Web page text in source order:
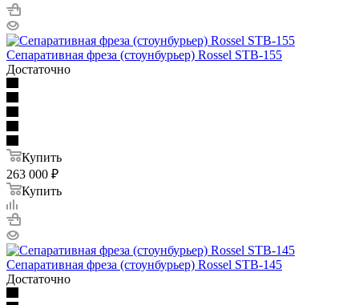
Сепаративная фреза (стоунбурьер) Rossel STB-155
Достаточно
Купить
263 000 ₽
Купить
Сепаративная фреза (стоунбурьер) Rossel STB-145
Достаточно